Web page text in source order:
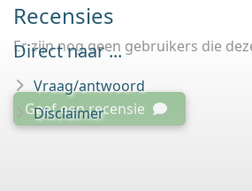
Recensies
Er zijn nog geen gebruikers die
Geef een recensie
Direct naar ...
Vraag/antwoord
Disclaimer